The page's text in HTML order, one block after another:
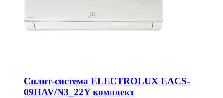
Сплит-система ELECTROLUX EACS-
09HAV/N3_22Y комплект